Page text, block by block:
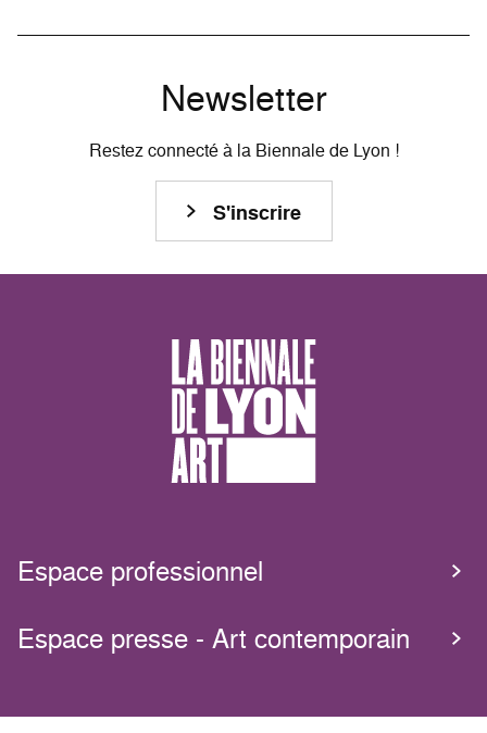
Newsletter
Restez connecté à la Biennale de Lyon !
S'inscrire
Espace professionnel
Espace presse - Art contemporain